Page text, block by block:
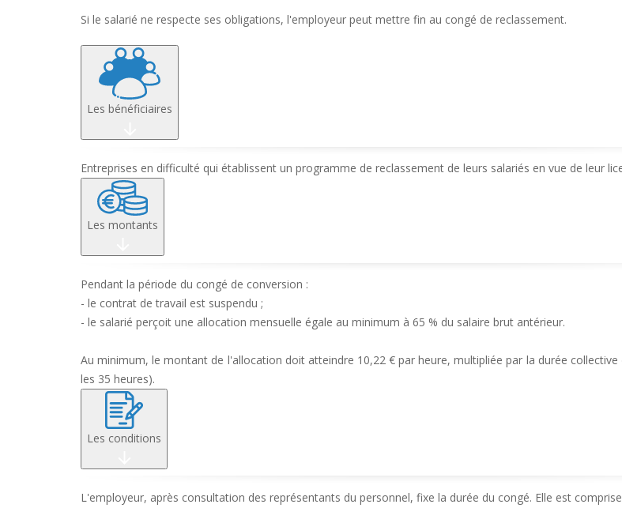
Si le salarié ne respecte ses obligations, l'employeur peut mettre fin au congé de reclassement.
Les bénéficiaires
Entreprises en difficulté qui établissent un programme de reclassement de leurs salariés en vue de leur
Les montants
Pendant la période du congé de conversion :
- le contrat de travail est suspendu ;
- le salarié perçoit une allocation mensuelle égale au minimum à 65 % du salaire brut antérieur.
Au minimum, le montant de l'allocation doit atteindre 10,22 € par heure, multipliée par la durée
les 35 heures).
Les conditions
L'employeur, après consultation des représentants du personnel, fixe la durée du congé. Elle est